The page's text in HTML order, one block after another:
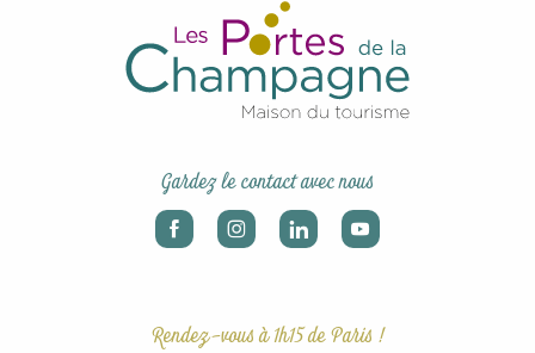
Gardez le contact avec nous
Rendez-vous à 1h15 de Paris !